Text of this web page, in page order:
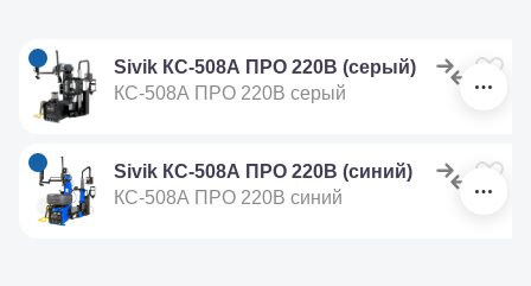
Sivik КС-508А ПРО 220В (серый)
КС-508А ПРО 220В серый
Sivik КС-508А ПРО 220В (синий)
КС-508А ПРО 220В синий